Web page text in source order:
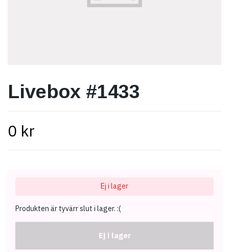
Livebox #1433
0 kr
Ej i lager
Produkten är tyvärr slut i lager. :(
Ej i lager